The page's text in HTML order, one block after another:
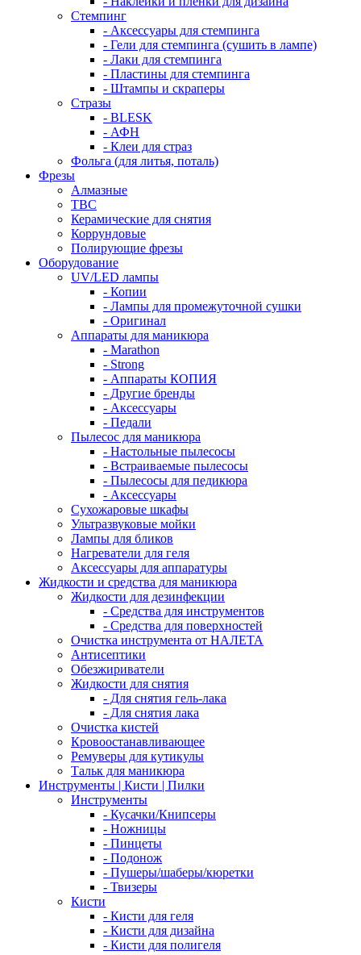
Стемпинг
- Аксессуары для стемпинга
- Гели для стемпинга (сушить в лампе)
- Лаки для стемпинга
- Пластины для стемпинга
- Штампы и скраперы
Стразы
- BLESK
- АФН
- Клеи для страз
Фольга (для литья, поталь)
Фрезы
Алмазные
ТВС
Керамические для снятия
Коррундовые
Полирующие фрезы
Оборудование
UV/LED лампы
- Копии
- Лампы для промежуточной сушки
- Оригинал
Аппараты для маникюра
- Marathon
- Strong
- Аппараты КОПИЯ
- Другие бренды
- Аксессуары
- Педали
Пылесос для маникюра
- Настольные пылесосы
- Встраиваемые пылесосы
- Пылесосы для педикюра
- Аксессуары
Сухожаровые шкафы
Ультразвуковые мойки
Лампы для бликов
Нагреватели для геля
Аксессуары для аппаратуры
Жидкости и средства для маникюра
Жидкости для дезинфекции
- Средства для инструментов
- Средства для поверхностей
Очистка инструмента от НАЛЕТА
Антисептики
Обезжириватели
Жидкости для снятия
- Для снятия гель-лака
- Для снятия лака
Очистка кистей
Кровоостанавливающее
Ремуверы для кутикулы
Тальк для маникюра
Инструменты | Кисти | Пилки
Инструменты
- Кусачки/Книпсеры
- Ножницы
- Пинцеты
- Подонож
- Пушеры/шаберы/кюретки
- Твизеры
Кисти
- Кисти для геля
- Кисти для дизайна
- Кисти для полигеля